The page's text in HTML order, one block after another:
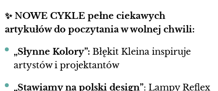
✨NOWE CYKLE pełne ciekawych
artykułów do poczytania w wolnej chwili:
„Słynne Kolory”: Błękit Kleina inspiruje
artystów i projektantów
„Stawiamy na polski design”: Lampy Reflex